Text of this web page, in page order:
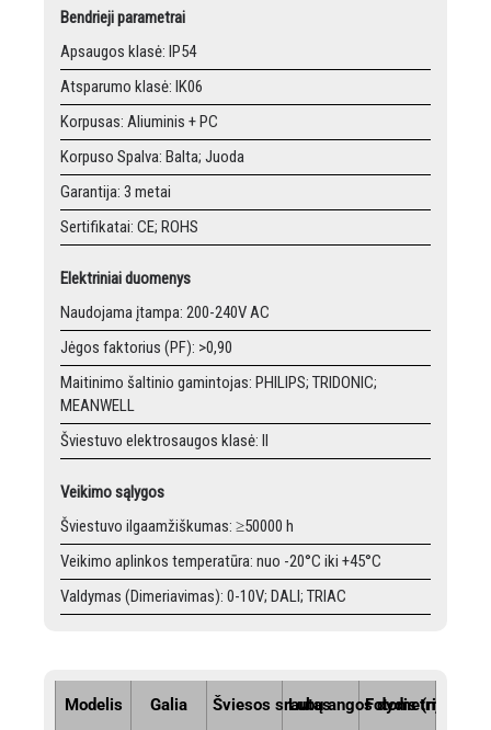
Bendrieji parametrai
Apsaugos klasė: IP54
Atsparumo klasė: IK06
Korpusas: Aliuminis + PC
Korpuso Spalva: Balta; Juoda
Garantija: 3 metai
Sertifikatai: CE; ROHS
Elektriniai duomenys
Naudojama įtampa: 200-240V AC
Jėgos faktorius (PF): >0,90
Maitinimo šaltinio gamintojas: PHILIPS; TRIDONIC;
MEANWELL
Šviestuvo elektrosaugos klasė: II
Veikimo sąlygos
Šviestuvo ilgaamžiškumas: ≥50000 h
Veikimo aplinkos temperatūra: nuo -20°C iki +45°C
Valdymas (Dimeriavimas): 0-10V; DALI; TRIAC
Modelis Galia Šviesos srautasLubų angos dydis (mm)
Fotometrija